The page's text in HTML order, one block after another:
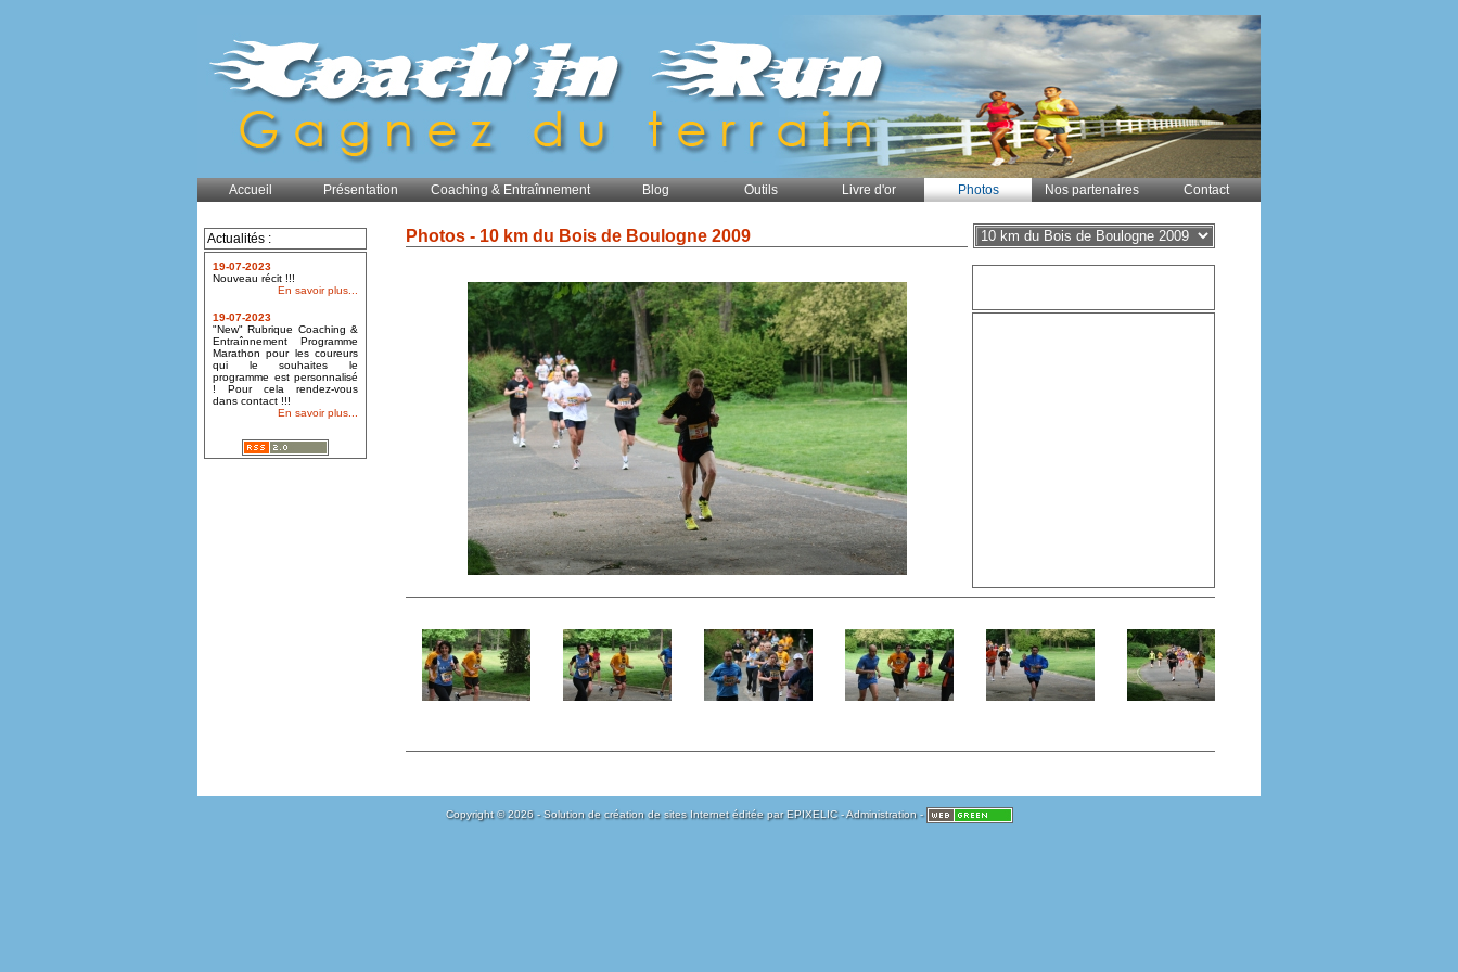
Accueil Présentation Coaching & Entraînnement Blog Outils Livre d'or Photos Nos partenaires Contact
Actualités :
19-07-2023
Nouveau récit !!!
En savoir plus...
19-07-2023
"New" Rubrique Coaching &
Entraînnement Programme
Marathon pour les coureurs
qui le souhaites le
programme est personnalisé
! Pour cela rendez-vous
dans contact !!!
En savoir plus...
Photos - 10 km du Bois de Boulogne 2009
Copyright © 2026 - Solution de création de sites Internet éditée parEPIXELIC-Administration-